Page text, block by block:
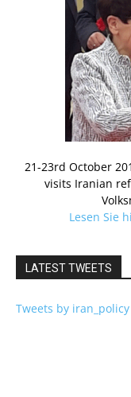
21-23rd October
visits Iranian
Lesen Sie
LATEST TWEETS
Tweets by iran_policy